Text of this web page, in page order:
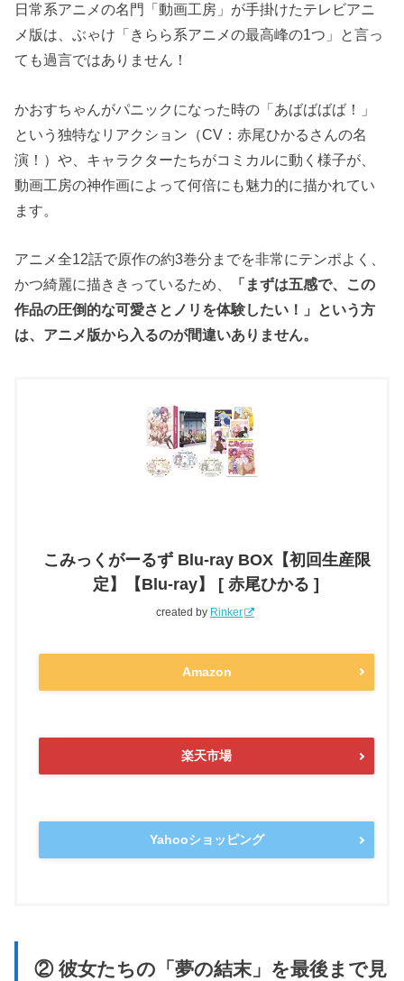
日常系アニメの名門「動画工房」が手掛けたテレビアニ
メ版は、ぶゃけ「きらら系アニメの最高峰の1つ」と言っ
ても過言ではありません！
かおすちゃんがパニックになった時の「あばばばば！」
という独特なリアクション（CV：赤尾ひかるさんの名
演！）や、キャラクターたちがコミカルに動く様子が、
動画工房の神作画によって何倍にも魅力的に描かれてい
ます。
アニメ全12話で原作の約3巻分までを非常にテンポよく、
かつ綺麗に描ききっているため、
「まずは五感で、この
作品の圧倒的な可愛さとノリを体験したい！」という方
は、アニメ版から入るのが間違いありません。
こみっくがーるず Blu-ray BOX【初回生産限
定】【Blu-ray】 [ 赤尾ひかる ]
created by Rinker
Amazon
楽天市場
Yahooショッピング
② 彼女たちの「夢の結末」を最後まで見